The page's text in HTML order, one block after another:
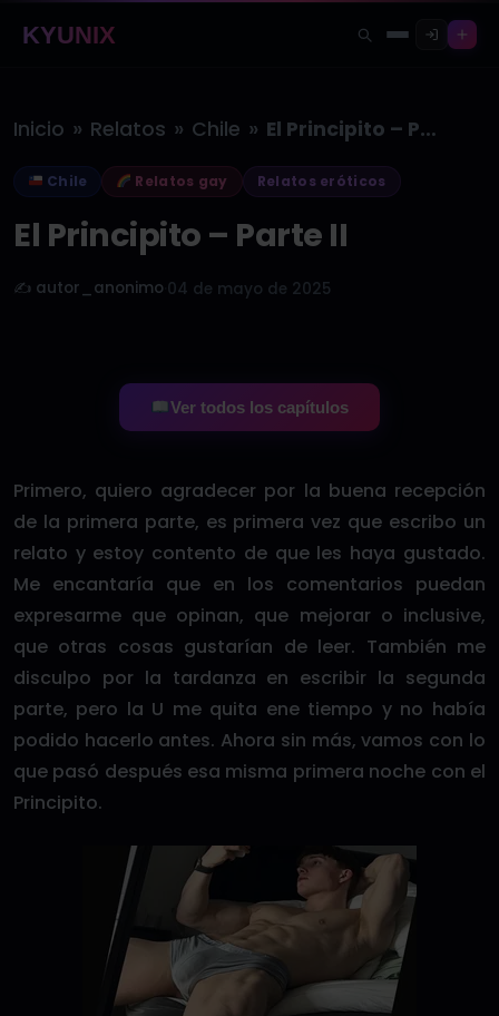
KYUNIX
Inicio » Relatos » Chile » El Principito – Parte II
Chile Relatos gay Relatos eróticos
El Principito – Parte II
✍️ autor_anonimo 04 de mayo de 2025
Ver todos los capítulos
Primero, quiero agradecer por la buena recepción
de la primera parte, es primera vez que escribo un
relato y estoy contento de que les haya gustado.
Me encantaría que en los comentarios puedan
expresarme que opinan, que mejorar o inclusive,
que otras cosas gustarían de leer. También me
disculpo por la tardanza en escribir la segunda
parte, pero la U me quita ene tiempo y no había
podido hacerlo antes. Ahora sin más, vamos con lo
que pasó después esa misma primera noche con el
Principito.